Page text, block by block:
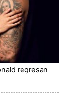
regresan